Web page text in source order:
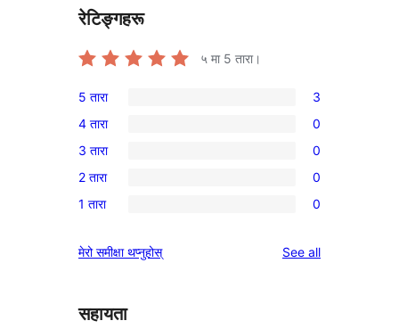
रेटिङ्गहरू
५ मा 5 तारा।
3
5-
तारा
समीक्षाहरू
5 तारा 3
0
4-
तारा
समीक्षाहरू
4 तारा 0
0
3-
तारा
3 तारा 0
0
2-
समीक्षाहरू
2 तारा 0
0
तारा
1 तारा 0
मेरो समीक्षा थप्नुहोस् See allreviews
सहायता